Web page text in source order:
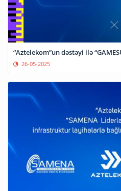
“Aztelekom”un dəstəyi ilə
26-05-2025